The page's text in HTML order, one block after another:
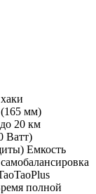
мм)
20 км
Ватт)
Емкость
полной